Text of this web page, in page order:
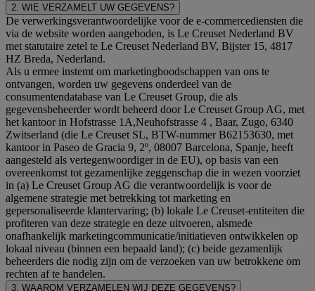
2. WIE VERZAMELT UW GEGEVENS?
De verwerkingsverantwoordelijke voor de e-commercediensten die
via de website worden aangeboden, is Le Creuset Nederland BV
met statutaire zetel te Le Creuset Nederland BV, Bijster 15, 4817
HZ Breda, Nederland.
Als u ermee instemt om marketingboodschappen van ons te
ontvangen, worden uw gegevens onderdeel van de
consumentendatabase van Le Creuset Group, die als
gegevensbeheerder wordt beheerd door Le Creuset Group AG, met
het kantoor in Hofstrasse 1A,Neuhofstrasse 4 , Baar, Zugo, 6340
Zwitserland (die Le Creuset SL, BTW-nummer B62153630, met
kantoor in Paseo de Gracia 9, 2º, 08007 Barcelona, Spanje, heeft
aangesteld als vertegenwoordiger in de EU), op basis van een
overeenkomst tot gezamenlijke zeggenschap die in wezen voorziet
in (a) Le Creuset Group AG die verantwoordelijk is voor de
algemene strategie met betrekking tot marketing en
gepersonaliseerde klantervaring; (b) lokale Le Creuset-entiteiten die
profiteren van deze strategie en deze uitvoeren, alsmede
onafhankelijk marketingcommunicatie/initiatieven ontwikkelen op
lokaal niveau (binnen een bepaald land); (c) beide gezamenlijk
beheerders die nodig zijn om de verzoeken van uw betrokkene om
rechten af te handelen.
3. WAAROM VERZAMELEN WIJ DEZE GEGEVENS?